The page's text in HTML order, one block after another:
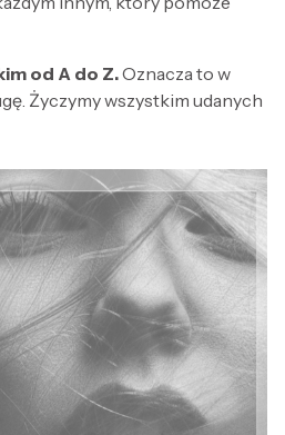
od A do Z.Oznacza to w
Życzymy wszystkim udanych